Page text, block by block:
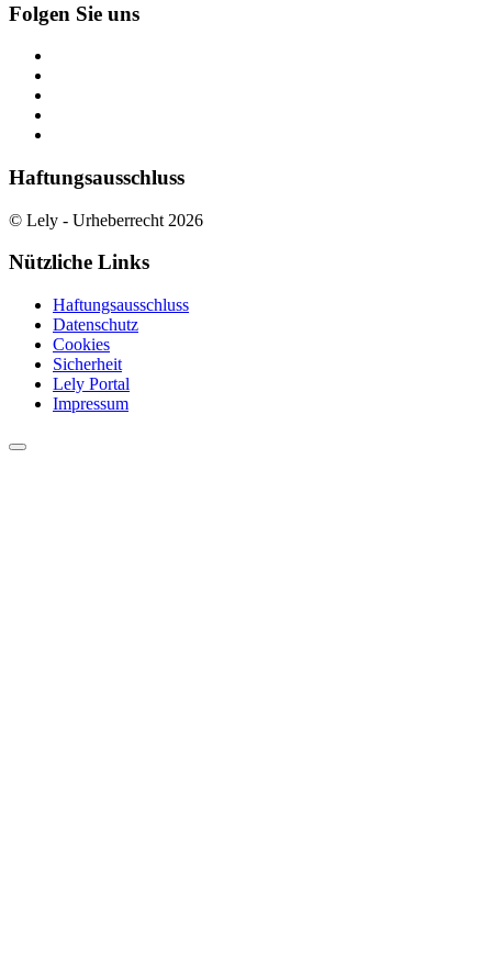
Folgen Sie uns
Haftungsausschluss
© Lely - Urheberrecht 2026
Nützliche Links
Haftungsausschluss
Datenschutz
Cookies
Sicherheit
Lely Portal
Impressum